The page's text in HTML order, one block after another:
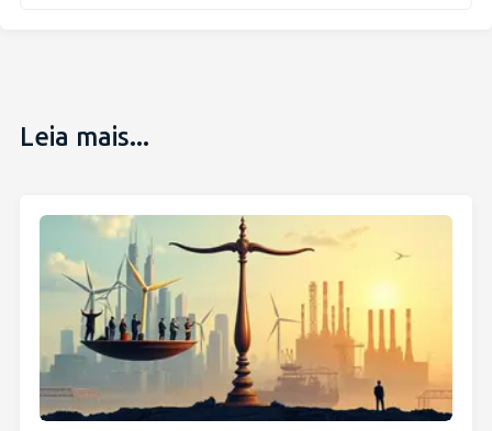
Leia mais...